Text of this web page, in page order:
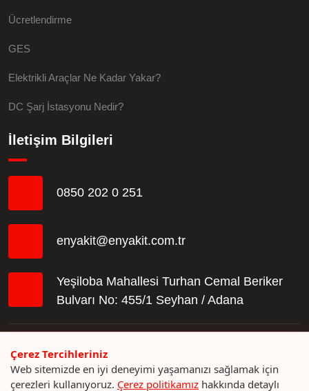
Ücretlendirme
GES
Elektrikli Araçlar Ne Kadar Yakar?
DC Şarj İstasyonu Nedir?
İletişim Bilgileri
0850 202 0 251
enyakit@enyakit.com.tr
Yeşiloba Mahallesi Turhan Cemal Beriker
Bulvarı No: 455/1 Seyhan / Adana
Çerez Tercihleriniz
Web sitemizde en iyi deneyimi yaşamanızı sağlamak için
çerezleri kullanıyoruz. Çerez politikamız hakkında detaylı